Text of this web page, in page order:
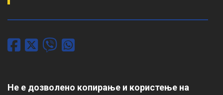
Не е дозволено копирање и користење на